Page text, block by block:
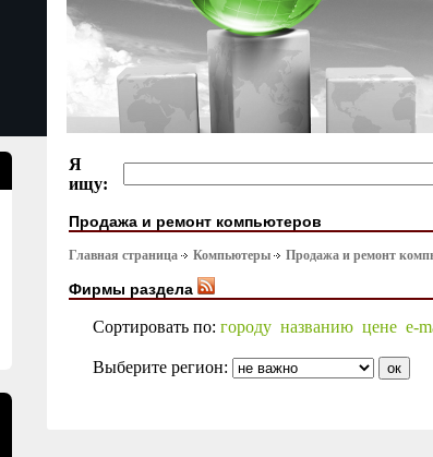
Я
ищу:
Продажа и ремонт компьютеров
Главная страница Компьютеры Продажа и ремонт
Фирмы раздела
Сортировать по: городу названию цене e-
Выберите регион: